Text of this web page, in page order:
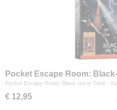
Pocket Escape Room:
Pocket Escape Room: Black-out in Tokio -
€ 12,95